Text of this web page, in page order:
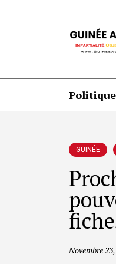
Politique
GUINÉE
Novembre